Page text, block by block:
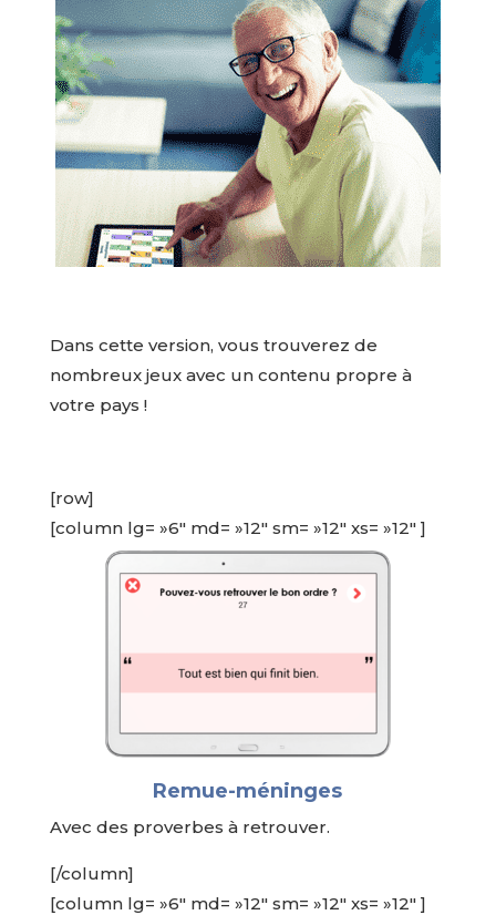
Dans cette version, vous trouverez de
nombreux jeux avec un contenu propre à
votre pays !
[row]
[column lg= »6″ md= »12″ sm= »12″ xs= »12″ ]
Remue-méninges
Avec des proverbes à retrouver.
[/column]
[column lg= »6″ md= »12″ sm= »12″ xs= »12″ ]